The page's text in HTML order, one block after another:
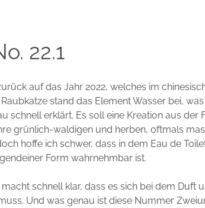
22.1
auf das Jahr 2022, welches im
stand das Element Wasser bei,
schnell erklärt. Es soll eine Kreation aus der
grünlich-waldigen und herben, oftmals
hoffe ich schwer, dass in dem Eau de
Form wahrnehmbar ist.
schnell klar, dass es sich bei dem Duft
Und was genau ist diese Nummer